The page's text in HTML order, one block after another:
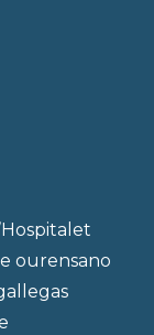
ourensano